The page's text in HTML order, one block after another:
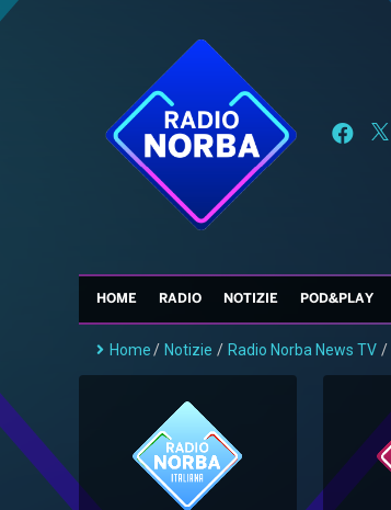
HOME RADIO NOTIZIE POD&PLAY
Home/ Notizie / Radio Norba News TV /